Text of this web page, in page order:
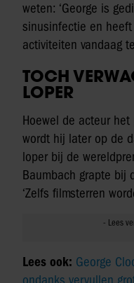
weten: ‘George is
sinusinfectie en
activiteiten vandaag
TOCH
LOPER
Hoewel de acteur
wordt hij later op de
loper bij de
Baumbach grapte bij
‘Zelfs filmsterren
Lees ook: George